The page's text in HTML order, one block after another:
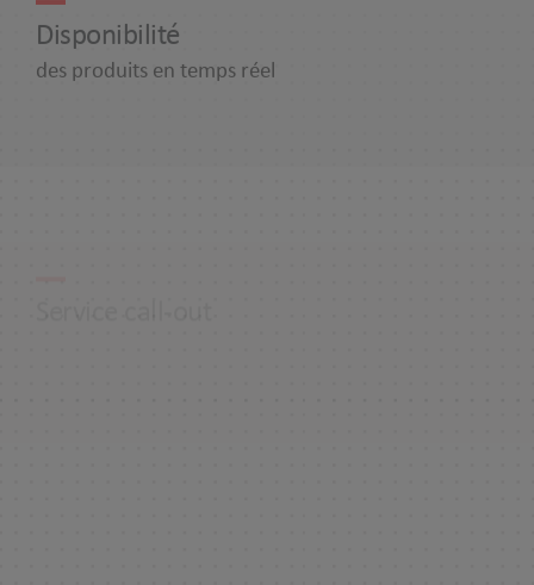
des produits en temps réel